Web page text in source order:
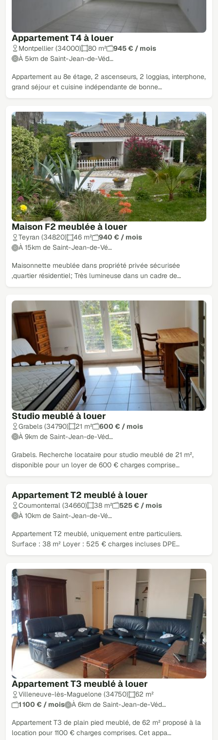
Appartement T4 à louer
Montpellier (34000) 80 m²
945 € / mois
À 5km de Saint-Jean-de-Véd…
Appartement au 8e étage, 2 ascenseurs, 2 loggias, interphone,
grand séjour et cuisine indépendante de bonne…
Maison F2 meublée à louer
Teyran (34820) 46 m²
940 € / mois
À 15km de Saint-Jean-de-Vé…
Maisonnette meublée dans propriété privée sécurisée
,quartier résidentiel; Très lumineuse dans un cadre de…
Studio meublé à louer
Grabels (34790) 21 m²
600 € / mois
À 9km de Saint-Jean-de-Véd…
Grabels. Recherche locataire pour studio meublé de 21 m²,
disponible pour un loyer de 600 € charges comprise…
Appartement T2 meublé à louer
Cournonterral (34660) 38 m²
525 € / mois
À 10km de Saint-Jean-de-Vé…
Appartement T2 meublé, uniquement entre particuliers.
Surface : 38 m² Loyer : 525 € charges incluses DPE…
Appartement T3 meublé à louer
Villeneuve-lès-Maguelone (34750)
62 m²
1 100 € / mois
À 6km de Saint-Jean-de-Véd…
Appartement T3 de plain pied meublé, de 62 m² proposé à la
location pour 1100 € charges comprises. Cet appa…